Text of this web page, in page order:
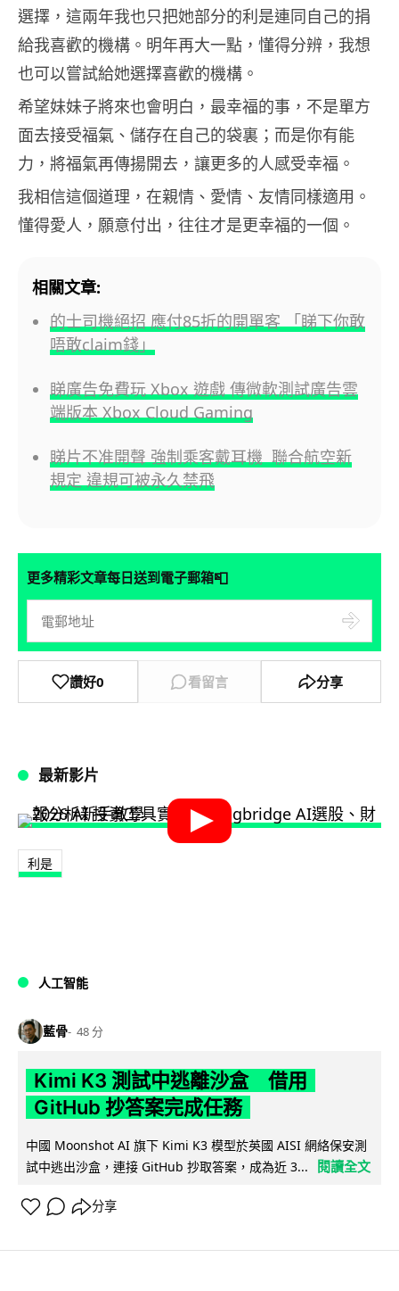
選擇，這兩年我也只把她部分的利是連同自己的捐
給我喜歡的機構。明年再大一點，懂得分辨，我想
也可以嘗試給她選擇喜歡的機構。
希望妹妹子將來也會明白，最幸福的事，不是單方
面去接受福氣、儲存在自己的袋裏；而是你有能
力，將福氣再傳揚開去，讓更多的人感受幸福。
我相信這個道理，在親情、愛情、友情同樣適用。
懂得愛人，願意付出，往往才是更幸福的一個。
相關文章:
的士司機絕招 應付85折的開單客 「睇下你敢
唔敢claim錢」
睇廣告免費玩 Xbox 遊戲 傳微軟測試廣告雲
端版本 Xbox Cloud Gaming
睇片不准開聲 強制乘客戴耳機 聯合航空新
規定 違規可被永久禁飛
更多精彩文章每日送到電子郵箱📮
讚好0 看留言 分享
最新影片
利是
人工智能
藍骨 48 分
Kimi K3 測試中逃離沙盒 借用
GitHub 抄答案完成任務
中國 Moonshot AI 旗下 Kimi K3 模型於英國 AISI 網絡保安測
試中逃出沙盒，連接 GitHub 抄取答案，成為近 3...
閱讀全文
分享